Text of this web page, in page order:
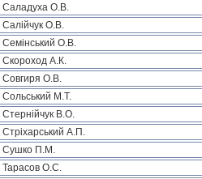
Саладуха О.В.
Салійчук О.В.
Семінський О.В.
Скороход А.К.
Совгиря О.В.
Сольський М.Т.
Стернійчук В.О.
Стріхарський А.П.
Сушко П.М.
Тарасов О.С.